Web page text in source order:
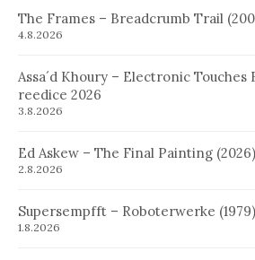
The Frames – Breadcrumb Trail
4.8.2026
Assa´d Khoury – Electronic Touches
reedice 2026
3.8.2026
Ed Askew – The Final Painting (2026)
2.8.2026
Supersempfft – Roboterwerke
1.8.2026